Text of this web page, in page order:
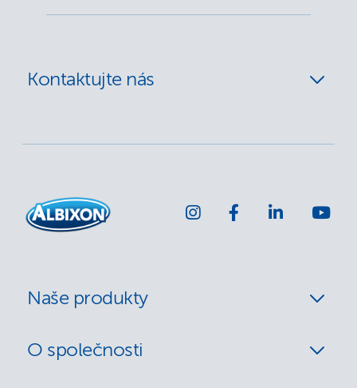
Kontaktujte nás
Naše produkty
O společnosti